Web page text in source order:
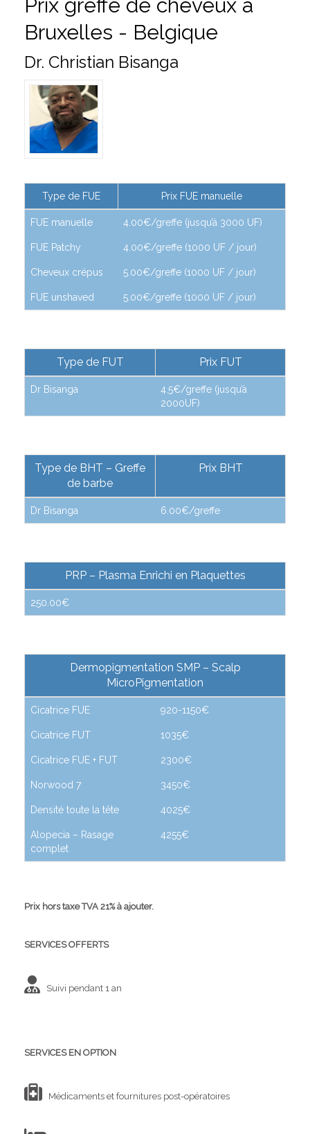
Prix greffe de cheveux à
Bruxelles - Belgique
Dr. Christian Bisanga
Type de FUE Prix FUE manuelle
FUE manuelle 4.00€/greffe (jusqu’à 3000 UF)
FUE Patchy 4.00€/greffe (1000 UF / jour)
Cheveux crépus 5.00€/greffe (1000 UF / jour)
FUE unshaved 5.00€/greffe (1000 UF / jour)
Type de FUT Prix FUT
Dr Bisanga
4.5€/greffe (jusqu’à
2000UF)
Type de BHT – Greffe
de barbe
Prix BHT
Dr Bisanga 6.00€/greffe
PRP – Plasma Enrichi en Plaquettes
250.00€
Dermopigmentation SMP – Scalp
MicroPigmentation
Cicatrice FUE 920-1150€
Cicatrice FUT 1035€
Cicatrice FUE + FUT 2300€
Norwood 7 3450€
Densité toute la tête 4025€
Alopecia – Rasage
complet
4255€
Prix hors taxe TVA 21% à ajouter.
SERVICES OFFERTS
Suivi pendant 1 an
SERVICES EN OPTION
Médicaments et fournitures post-opératoires